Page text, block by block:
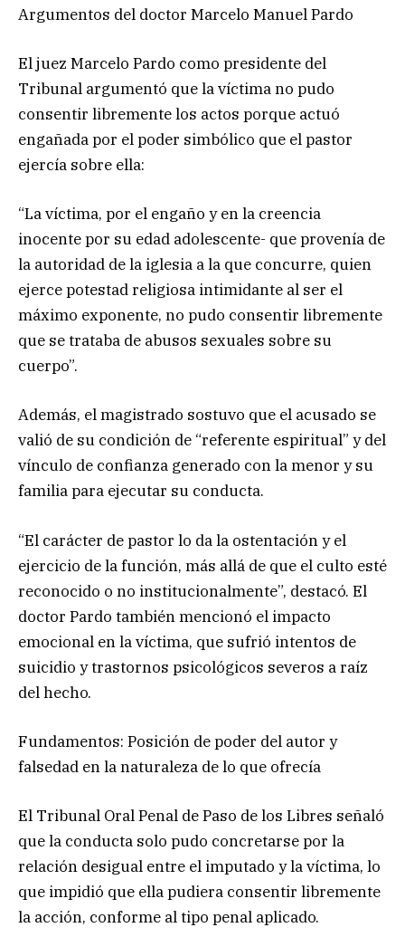
Argumentos del doctor Marcelo Manuel Pardo
El juez Marcelo Pardo como presidente del
Tribunal argumentó que la víctima no pudo
consentir libremente los actos porque actuó
engañada por el poder simbólico que el pastor
ejercía sobre ella:
“La víctima, por el engaño y en la creencia
inocente por su edad adolescente- que provenía de
la autoridad de la iglesia a la que concurre, quien
ejerce potestad religiosa intimidante al ser el
máximo exponente, no pudo consentir libremente
que se trataba de abusos sexuales sobre su
cuerpo”.
Además, el magistrado sostuvo que el acusado se
valió de su condición de “referente espiritual” y del
vínculo de confianza generado con la menor y su
familia para ejecutar su conducta.
“El carácter de pastor lo da la ostentación y el
ejercicio de la función, más allá de que el culto esté
reconocido o no institucionalmente”, destacó. El
doctor Pardo también mencionó el impacto
emocional en la víctima, que sufrió intentos de
suicidio y trastornos psicológicos severos a raíz
del hecho.
Fundamentos: Posición de poder del autor y
falsedad en la naturaleza de lo que ofrecía
El Tribunal Oral Penal de Paso de los Libres señaló
que la conducta solo pudo concretarse por la
relación desigual entre el imputado y la víctima, lo
que impidió que ella pudiera consentir libremente
la acción, conforme al tipo penal aplicado.